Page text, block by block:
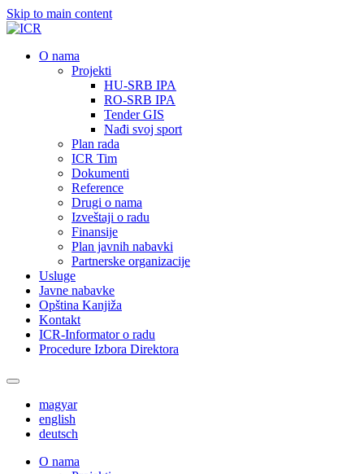
Skip to main content
О nama
Projekti
HU-SRB IPA
RO-SRB IPA
Tender GIS
Nađi svoj sport
Plan rada
ICR Tim
Dokumenti
Reference
Drugi o nama
Izveštaji o radu
Finansije
Plan javnih nabavki
Partnerske organizacije
Usluge
Javne nabavke
Opština Kanjiža
Kontakt
ICR-Informator o radu
Procedure Izbora Direktora
magyar
english
deutsch
О nama